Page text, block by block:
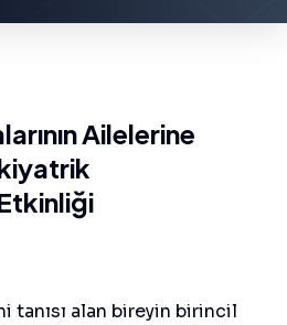
Ailelerine
tanısı alan bireyin birincil